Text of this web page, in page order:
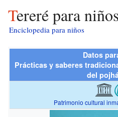
Tereré para niños
Enciclopedia para niños
Datos
Prácticas y saberes
del
Patrimonio cultural